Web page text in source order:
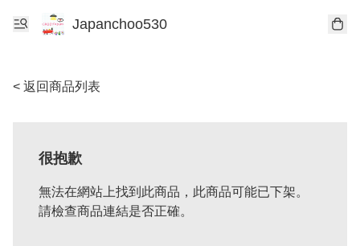
Japanchoo530
< 返回商品列表
很抱歉
無法在網站上找到此商品，此商品可能已下架。
請檢查商品連結是否正確。